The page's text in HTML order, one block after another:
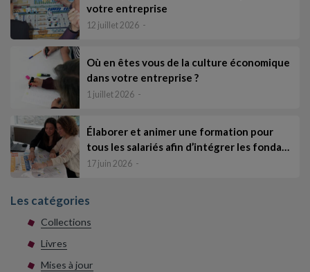
votre entreprise
12 juillet 2026
Où en êtes vous de la culture économique
dans votre entreprise ?
1 juillet 2026
Élaborer et animer une formation pour
tous les salariés afin d’intégrer les fonda…
17 juin 2026
Les catégories
Collections
Livres
Mises à jour